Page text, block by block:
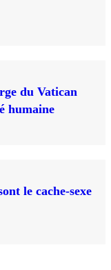
du Vatican
humaine
le cache-sexe